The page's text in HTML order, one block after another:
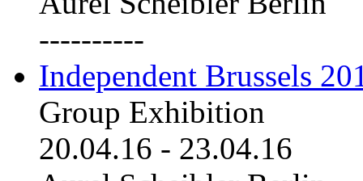
----------
Independent Brussels
Group Exhibition
20.04.16 - 23.04.16